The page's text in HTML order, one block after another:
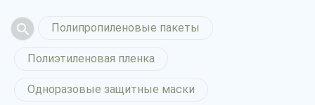
Полипропиленовые пакеты
Полиэтиленовая пленка
Одноразовые защитные маски